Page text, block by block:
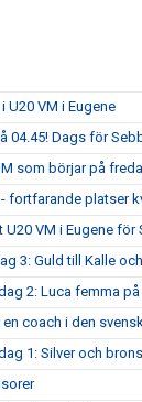
U20 VM i Eugene
04.45! Dags för
som börjar på
fortfarande platser
U20 VM i Eugene för
3: Guld till Kalle
2: Luca femma på
coach i den
1: Silver och